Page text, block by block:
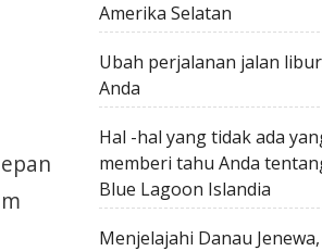
Amerika Selatan
Ubah perjalanan jalan
Anda
Hal -hal yang tidak ada
memberi tahu Anda
Blue Lagoon Islandia
Menjelajahi Danau Jenewa,